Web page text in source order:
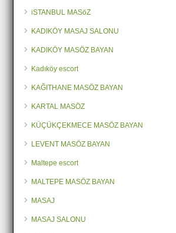
iSTANBUL MASöZ
KADIKÖY MASAJ SALONU
KADIKÖY MASÖZ BAYAN
Kadıköy escort
KAĞITHANE MASÖZ BAYAN
KARTAL MASÖZ
KÜÇÜKÇEKMECE MASÖZ BAYAN
LEVENT MASÖZ BAYAN
Maltepe escort
MALTEPE MASÖZ BAYAN
MASAJ
MASAJ SALONU